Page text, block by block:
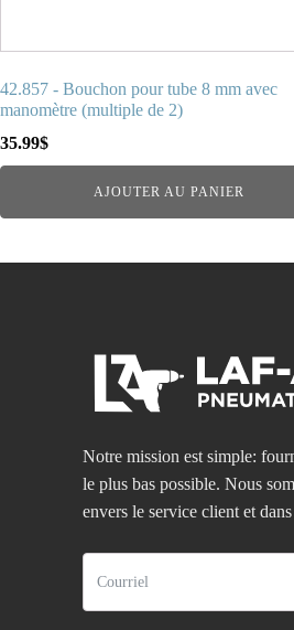
42.857 - Bouchon pour tube 8 mm avec
manomètre (multiple de 2)
35.99$
AJOUTER AU PANIER
Notre mission est simple:
le plus bas possible. Nous
envers le service client et